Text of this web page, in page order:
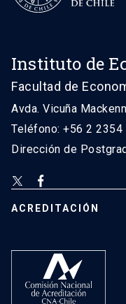
Instituto de
Facultad de
Avda. Vicuña
Teléfono: +56 2 2354
Dirección de
ACREDITACIÓN